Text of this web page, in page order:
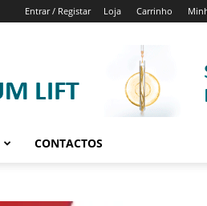
Entrar / Registar Loja Carrinho
CONTACTOS